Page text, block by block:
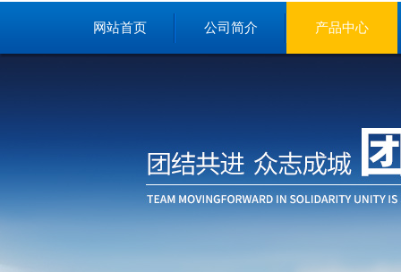
网站首页 公司简介 产品中心